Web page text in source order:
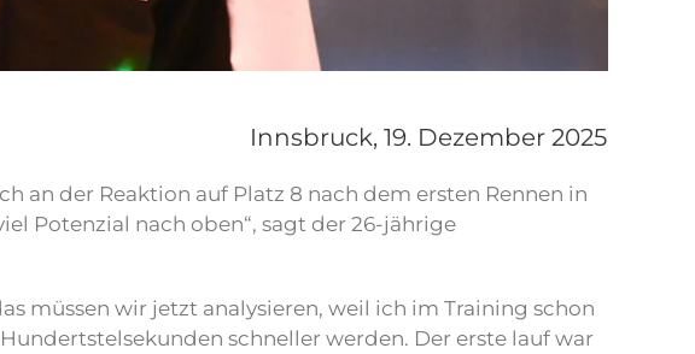
Innsbruck, 19. Dezember 2025
an der Reaktion auf Platz 8 nach dem ersten Rennen in
Potenzial nach oben“, sagt der 26-jährige
müssen wir jetzt analysieren, weil ich im Training schon
schneller werden. Der erste lauf war